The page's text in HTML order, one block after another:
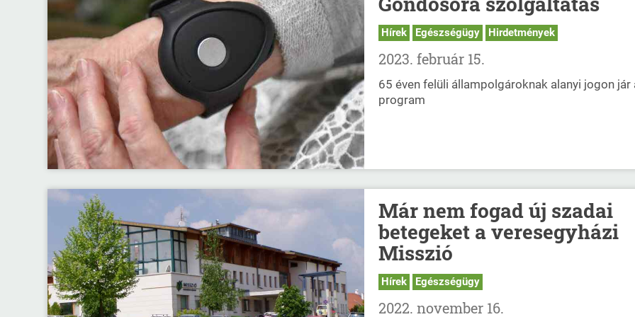
Hírek Egészségügy Hirdetmények
2023. február 15.
65 éven felüli állampolgároknak alanyi jogon jár
program
Már nem fogad új szadai
betegeket a veresegyházi
Misszió
Hírek Egészségügy
2022. november 16.